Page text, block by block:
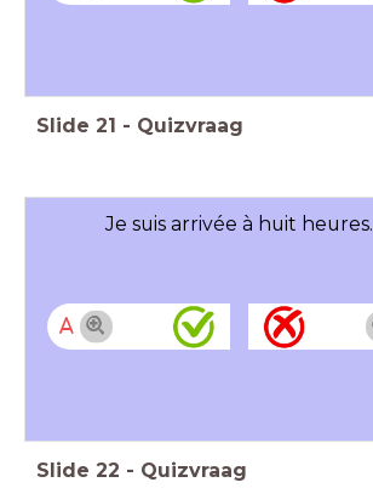
Slide 21 - Quizvraag
Je suis arrivée à huit heures.
A
Slide 22 - Quizvraag